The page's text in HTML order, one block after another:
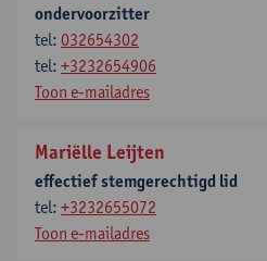
ondervoorzitter
tel: 032654302
tel: +3232654906
Toon e-mailadres
Mariëlle Leijten
effectief stemgerechtigd lid
tel: +3232655072
Toon e-mailadres